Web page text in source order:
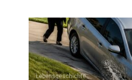
Lebensgeschichte